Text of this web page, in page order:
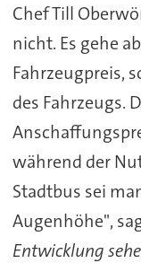
Chef Till
nicht. Es gehe
Fahrzeugpreis,
des Fahrzeugs.
während der
Stadtbus sei
Augenhöhe",
Entwicklung